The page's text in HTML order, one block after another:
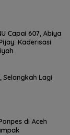
Capai 607, Abiya
Kaderisasi
Selangkah Lagi
di Aceh